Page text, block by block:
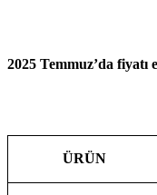
2025 Temmuz’da
ÜRÜN